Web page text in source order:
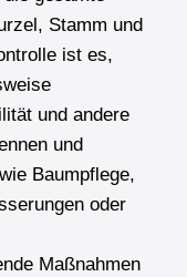
Stamm und
ist es,
und andere
und
Baumpflege,
oder
Maßnahmen